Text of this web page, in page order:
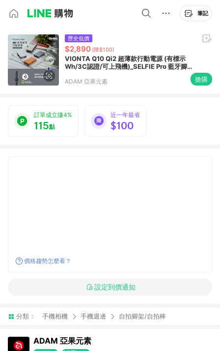
筆記
歷史低價
$2,890 (降$100)
VIONTA Q10 Qi2 超薄款行動電源 (有標示
Wh/3C認證/可上飛機)_SELFIE Pro 藍牙腳架
ADAM 亞果元素 搶購
訂單成立賺4%
115點
近一年最省
$100
價格趨勢怎麼看？
設定到價通知
分類： 手機相機 手機週邊 自拍腳架/自拍棒
ADAM 亞果元素